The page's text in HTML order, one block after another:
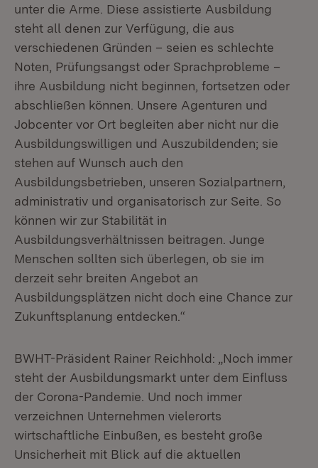
unter die Arme. Diese assistierte Ausbildung
steht all denen zur Verfügung, die aus
verschiedenen Gründen – seien es schlechte
Noten, Prüfungsangst oder Sprachprobleme –
ihre Ausbildung nicht beginnen, fortsetzen oder
abschließen können. Unsere Agenturen und
Jobcenter vor Ort begleiten aber nicht nur die
Ausbildungswilligen und Auszubildenden; sie
stehen auf Wunsch auch den
Ausbildungsbetrieben, unseren Sozialpartnern,
administrativ und organisatorisch zur Seite. So
können wir zur Stabilität in
Ausbildungsverhältnissen beitragen. Junge
Menschen sollten sich überlegen, ob sie im
derzeit sehr breiten Angebot an
Ausbildungsplätzen nicht doch eine Chance zur
Zukunftsplanung entdecken.“
BWHT-Präsident Rainer Reichhold: „Noch immer
steht der Ausbildungsmarkt unter dem Einfluss
der Corona-Pandemie. Und noch immer
verzeichnen Unternehmen vielerorts
wirtschaftliche Einbußen, es besteht große
Unsicherheit mit Blick auf die aktuellen